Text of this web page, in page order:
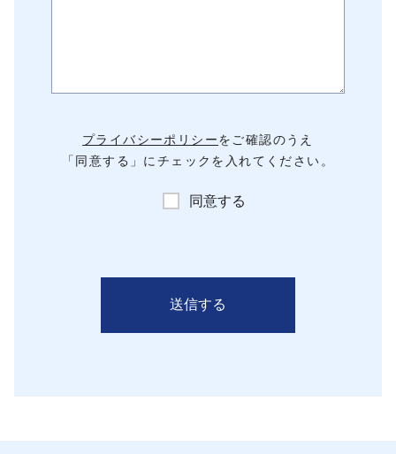
プライバシーポリシーをご確認のうえ
「同意する」にチェックを入れてください。
同意する